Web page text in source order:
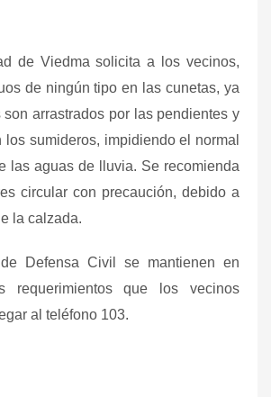
de Viedma solicita a los vecinos,
de ningún tipo en las cunetas, ya
arrastrados por las pendientes y
los sumideros, impidiendo el normal
las aguas de lluvia. Se recomienda
circular con precaución, debido a
la calzada.
Defensa Civil se mantienen en
requerimientos que los vecinos
al teléfono 103.